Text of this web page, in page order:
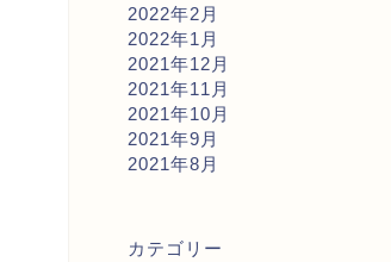
2022年2月
2022年1月
2021年12月
2021年11月
2021年10月
2021年9月
2021年8月
カテゴリー